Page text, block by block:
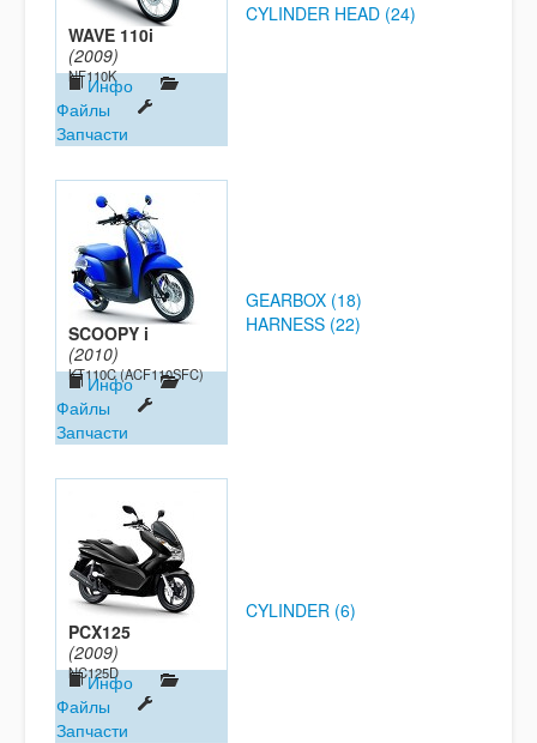
WAVE 110i
(2009)
NF110K
Инфо
Файлы
Запчасти
CYLINDER HEAD (24)
SCOOPY i
(2010)
KT110C (ACF110SFC)
Инфо
Файлы
Запчасти
GEARBOX (18)
HARNESS (22)
PCX125
(2009)
NC125D
Инфо
Файлы
Запчасти
CYLINDER (6)